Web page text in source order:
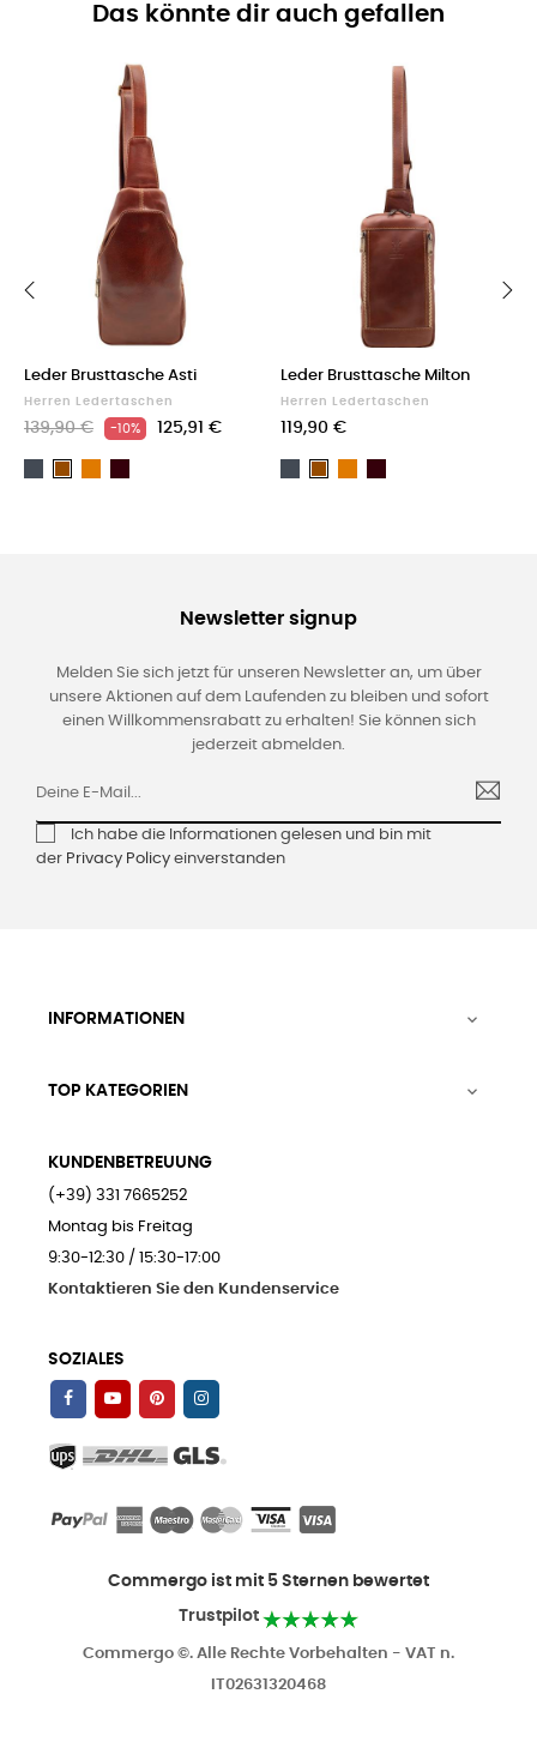
Das könnte dir auch gefallen
Leder Brusttasche Asti
Herren Ledertaschen
139,90 € -10% 125,91 €
Leder Brusttasche Milton
Herren Ledertaschen
119,90 €
Newsletter signup
Melden Sie sich jetzt für unseren Newsletter an, um über
unsere Aktionen auf dem Laufenden zu bleiben und sofort
einen Willkommensrabatt zu erhalten! Sie können sich
jederzeit abmelden.
Ich habe die Informationen gelesen und bin mit
der Privacy Policy einverstanden
INFORMATIONEN 
TOP KATEGORIEN 
KUNDENBETREUUNG
(+39) 331 7665252
Montag bis Freitag
9:30-12:30 / 15:30-17:00
Kontaktieren Sie den Kundenservice
SOZIALES
Commergo ist mit 5 Sternen bewertet
Trustpilot
Commergo ©. Alle Rechte Vorbehalten - VAT n.
IT02631320468